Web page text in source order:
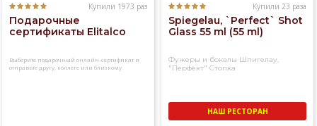
Купили 1973 раз
Подарочные
сертификаты Elitalco
Выберите подарочный онлайн-сертификат и
отправьте другу, коллеге или близкому
Купили 23 раза
Spiegelau, `Perfect` Shot
Glass 55 ml (55 ml)
Фужеры и бокалы Шпигелау,
"Перфект" Стопка
НАШ РЕСТОРАН